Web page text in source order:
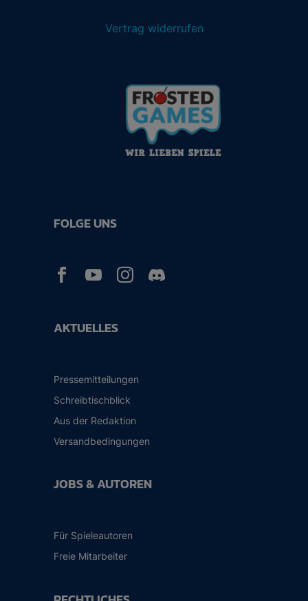
Vertrag widerrufen
AKTUELLES
Pressemitteilungen
Schreibtischblick
Aus der Redaktion
Versandbedingungen
JOBS & AUTOREN
Für Spieleautoren
Freie Mitarbeiter
FOLGE UNS
  